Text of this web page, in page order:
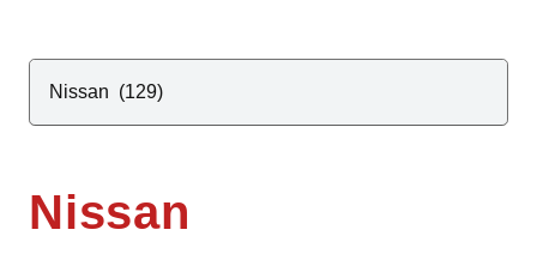
Nissan